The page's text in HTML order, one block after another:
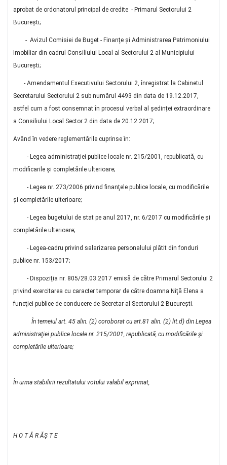
aprobat de ordonatorul principal de credite - Primarul Sectorului 2
Bucureşti;
- Avizul Comisiei de Buget - Finanţe şi Administrarea Patrimoniului
Imobiliar din cadrul Consiliului Local al Sectorului 2 al Municipiului
Bucureşti;
- Amendamentul Executivului Sectorului 2, înregistrat la Cabinetul
Secretarului Sectorului 2 sub numărul 4493 din data de 19.12.2017,
astfel cum a fost consemnat în procesul verbal al ședinței extraordinare
a Consiliului Local Sector 2 din data de 20.12.2017;
Având în vedere reglementările cuprinse în:
- Legea administraţiei publice locale nr. 215/2001, republicată, cu
modificarile şi completările ulterioare;
- Legea nr. 273/2006 privind finanţele publice locale, cu modificările
şi completările ulterioare;
- Legea bugetului de stat pe anul 2017, nr. 6/2017 cu modificările și
completările ulterioare;
- Legea-cadru privind salarizarea personalului plătit din fonduri
publice nr. 153/2017;
- Dispoziţia nr. 805/28.03.2017 emisă de către Primarul Sectorului 2
privind exercitarea cu caracter temporar de către doamna Niţă Elena a
funcţiei publice de conducere de Secretar al Sectorului 2 Bucureşti.
În temeiul art. 45 alin. (2) coroborat cu art.81 alin. (2) lit.d) din Legea
administraţiei publice locale nr. 215/2001, republicată, cu modificările şi
completările ulterioare;
În urma stabilirii rezultatului votului valabil exprimat,
H O T Ă R ĂŞ T E